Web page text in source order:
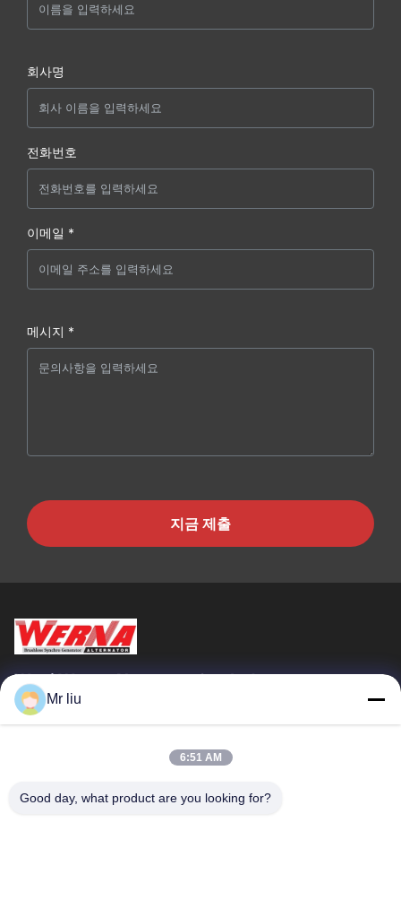
회사명
전화번호
이메일 *
메시지 *
지금 제출
Wuxi Werna Alternator Co., Ltd.
빠른 링크
제품
품질 관리
Mr liu
6:51 AM
Good day, what product are you looking for?